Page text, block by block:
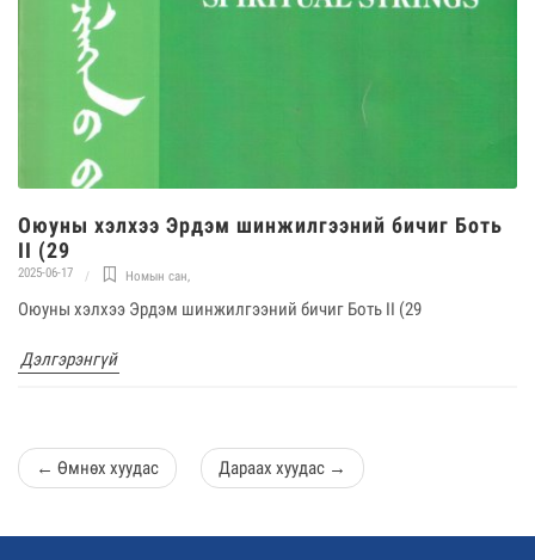
Оюуны хэлхээ Эрдэм шинжилгээний бичиг Боть
II (29
2025-06-17 Номын сан,
Оюуны хэлхээ Эрдэм шинжилгээний бичиг Боть II (29
Дэлгэрэнгүй
← Өмнөх хуудас Дараах хуудас →